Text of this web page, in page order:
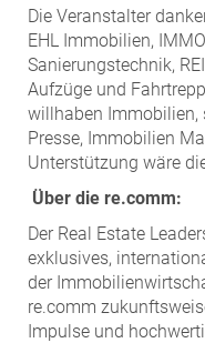
Die Veranstalter
EHL Immobilien,
Sanierungstechnik,
Aufzüge und
willhaben Immobilien,
Presse, Immobilien
Unterstützung wäre
Über die re.comm:
Der Real Estate
exklusives,
der
re.comm
Impulse und